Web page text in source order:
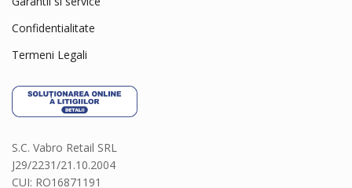
Confidentialitate
Termeni Legali
S.C. Vabro Retail SRL
J29/2231/21.10.2004
CUI: RO16871191